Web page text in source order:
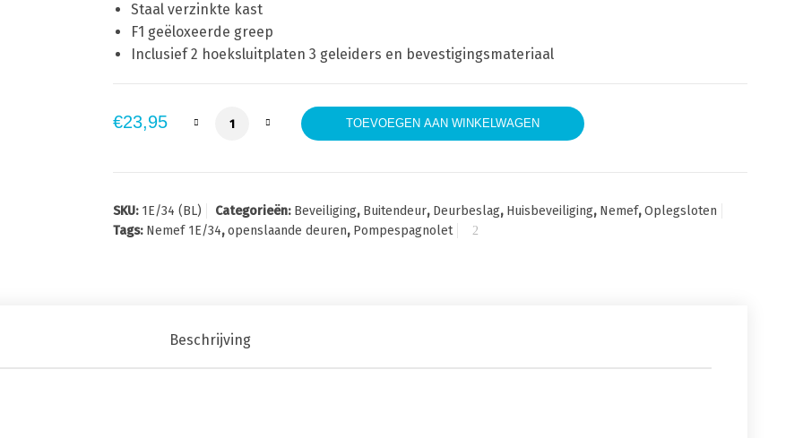
Staal verzinkte kast
F1 geëloxeerde greep
Inclusief 2 hoeksluitplaten 3 geleiders en bevestigingsmateriaal
€23,95 Nemef 1E/34 Pompespagnolet 9mm aantal
TOEVOEGEN AAN WINKELWAGEN
SKU: 1E/34 (BL) Categorieën: Beveiliging, Buitendeur, Deurbeslag, Huisbeveiliging, Nemef,Oplegsloten
Tags: Nemef 1E/34,openslaande deuren, Pompespagnolet
Beschrijving